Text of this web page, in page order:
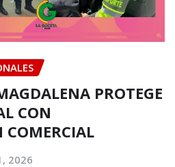
PROTEGE
CON
2026